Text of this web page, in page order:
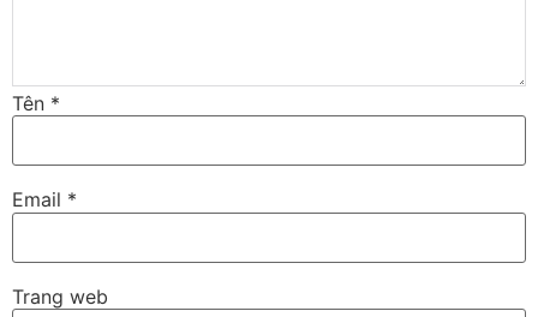
Tên *
Email *
Trang web